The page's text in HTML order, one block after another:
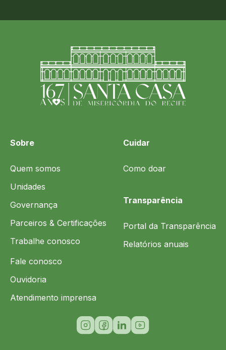
Sobre
Quem somos
Unidades
Governança
Parceiros & Certificações
Trabalhe conosco
Fale conosco
Ouvidoria
Atendimento imprensa
Cuidar
Como doar
Transparência
Portal da Transparência
Relatórios anuais